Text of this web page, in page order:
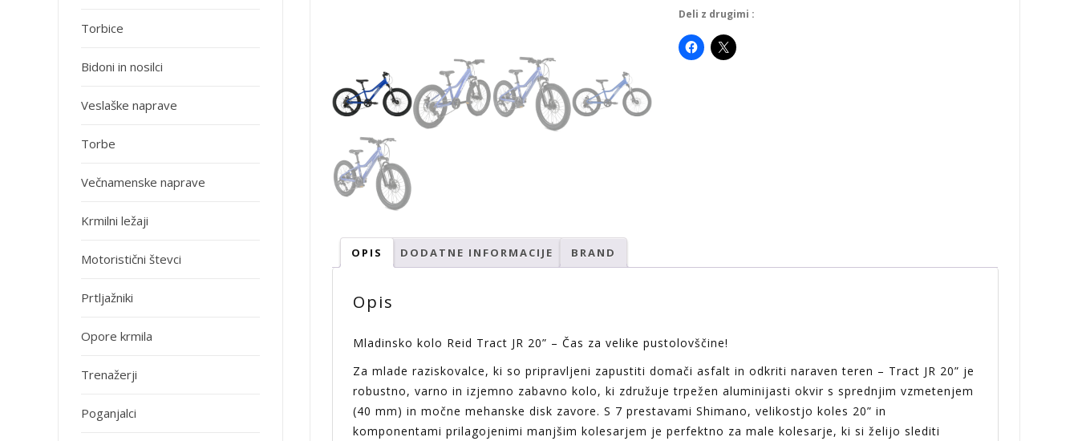
-
MODRO
Deli z drugimi :
OPIS DODATNE INFORMACIJE BRAND
Opis
Mladinsko kolo Reid Tract JR 20” – Čas za velike pustolovščine!
Za mlade raziskovalce, ki so pripravljeni zapustiti domači asfalt in odkriti naraven teren – Tract JR 20” je
robustno, varno in izjemno zabavno kolo, ki združuje trpežen aluminijasti okvir s sprednjim vzmetenjem
(40 mm) in močne mehanske disk zavore. S 7 prestavami Shimano, velikostjo koles 20” in
komponentami prilagojenimi manjšim kolesarjem je perfektno za male kolesarje, ki si želijo slediti
Torbice
Bidoni in nosilci
Veslaške naprave
Torbe
Večnamenske naprave
Krmilni ležaji
Motoristični števci
Prtljažniki
Opore krmila
Trenažerji
Poganjalci